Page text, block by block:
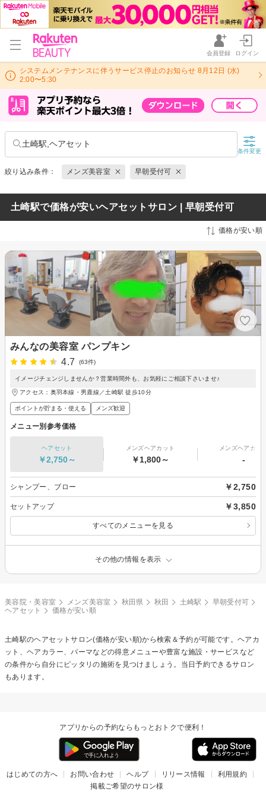
会員登録 ログイン
システムメンテナンスに伴うサービス停止のお知らせ 8月12日 (水)
2:00〜5:30
土崎駅,ヘアセット
条件変更
絞り込み条件： メンズ美容室 早朝受付可
土崎駅で価格が安いヘアセットサロン | 早朝受付可
価格が安い順
みんなの美容室 パンプキン
4.7
(63件)
イメージチェンジしませんか？営業時間外も、お気軽にご相談下さいませ♪
アクセス：奥羽本線・男鹿線／土崎駅 徒歩10分
ポイントが貯まる・使える メンズ歓迎
メニュー別参考価格
ヘアセット
￥2,750～
メンズヘアカット
￥1,800～
メンズヘアカラ
-
シャンプー、ブロー ￥2,750
セットアップ ￥3,850
すべてのメニューを見る
その他の情報を表示
美容院・美容室 メンズ美容室 秋田県 秋田 土崎駅
早朝受付可
ヘアセット
価格が安い順
土崎駅のヘアセットサロン(価格が安い順)から検索＆予約が可能です。ヘアカ
ット、ヘアカラー、パーマなどの得意メニューや豊富な施設・サービスなど
の条件から自分にピッタリの施術を見つけましょう。当日予約できるサロン
もあります。
アプリからの予約ならもっとおトクで便利！
はじめての方へ お問い合わせ ヘルプ リリース情報
利用規約
掲載ご希望のサロン様